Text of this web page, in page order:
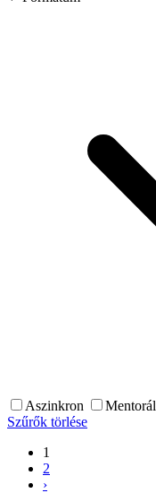
Aszinkron
Szűrők törlése
1
2
›